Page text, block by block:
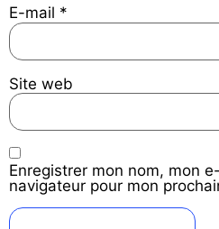
E-mail *
Site web
Enregistrer mon nom, mon
navigateur pour mon